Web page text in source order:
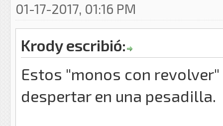
01-17-2017, 01:16 PM
Krody escribió:
Estos "monos con
despertar en una pesadilla.